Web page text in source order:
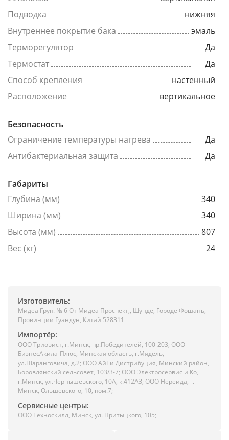
Подводка
нижняя
Внутреннее покрытие бака
эмаль
Терморегулятор
Да
Термостат
Да
Способ крепления
настенный
Расположение
вертикальное
Безопасность
Ограничение температуры нагрева
Да
Антибактериальная защита
Да
Габариты
Глубина (мм)
340
Ширина (мм)
340
Высота (мм)
807
Вес (кг)
24
Изготовитель:
Мидеа Груп. № 6 От Мидеа Проспект,, Шунде, Городе Фошань,
Провинции Гуандун, Китай 528311
Импортёр:
ООО Триовист, г.Минск, пр.Победителей, 100-203; ООО
БизнесАкила-Плюс, Минская область, г.Мядель,
ул.Шаранговича, д.2; ООО АйТи Дистрибуция, Минский район,
Боровлянский сельсовет, 103/3-7; ООО Электросервис и Ко,
г.Минск, ул.Чернышевского, 10А, к.412АЗ; ООО Нереида, г.
Минск, Ольшевского, 10, пом.7;
Сервисные центры:
ООО Техноскилл, Минск, ул. Притыцкого, 105;